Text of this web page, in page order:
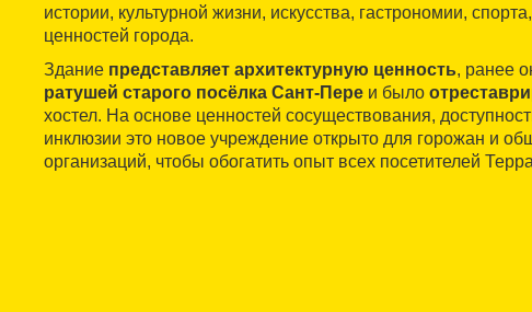
истории, культурной жизни, искусства, гастрономии,
ценностей города.
Здание представляет архитектурную ценность, ранее
ратушей старого посёлка Сант-Пере и было
хостел. На основе ценностей сосуществования,
инклюзии это новое учреждение открыто для горожан и
организаций, чтобы обогатить опыт всех посетителей